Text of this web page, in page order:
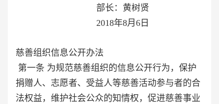
部长：黄树贤
2018年8月6日
慈善组织信息公开办法
第一条 为规范慈善组织的信息公开行为，保护
捐赠人、志愿者、受益人等慈善活动参与者的合
法权益，维护社会公众的知情权，促进慈善事业